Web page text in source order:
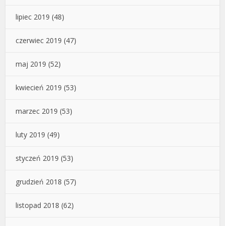
lipiec 2019 (48)
czerwiec 2019 (47)
maj 2019 (52)
kwiecień 2019 (53)
marzec 2019 (53)
luty 2019 (49)
styczeń 2019 (53)
grudzień 2018 (57)
listopad 2018 (62)